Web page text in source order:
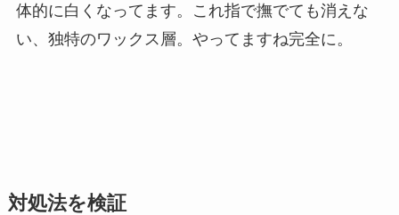
体的に白くなってます。これ指で撫でても消えな
い、独特のワックス層。やってますね完全に。
対処法を検証